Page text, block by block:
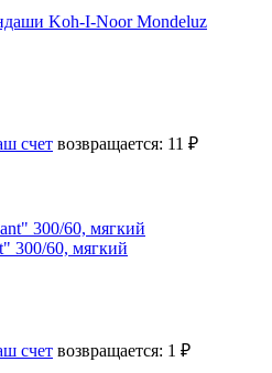
Koh-I-Noor Mondeluz
счет возвращается: 11 ₽
300/60, мягкий
счет возвращается: 1 ₽